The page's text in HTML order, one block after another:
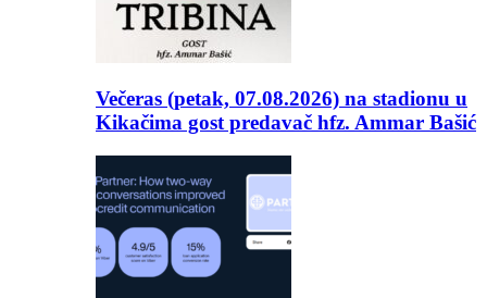
Večeras (petak, 07.08.2026) na stadionu u
Kikačima gost predavač hfz. Ammar Bašić